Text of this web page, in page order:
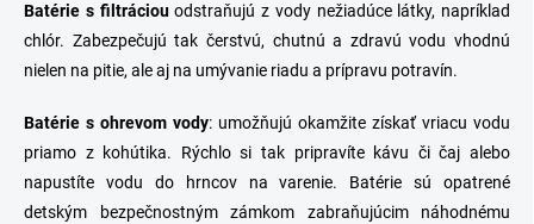
Batérie s filtráciouodstraňujú z vody nežiadúce látky, napríklad
chlór. Zabezpečujú tak čerstvú, chutnú a zdravú vodu vhodnú
nielen na pitie, ale aj na umývanie riadu a prípravu potravín.
Batérie s ohrevom vody: umožňujú okamžite získať vriacu vodu
priamo z kohútika. Rýchlo si tak pripravíte kávu či čaj alebo
napustíte vodu do hrncov na varenie. Batérie sú opatrené
detským bezpečnostným zámkom zabraňujúcim náhodnému